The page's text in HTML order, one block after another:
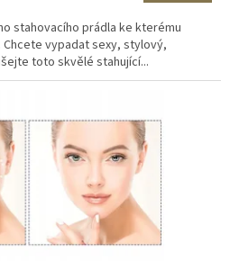
A
stahovacího prádla ke kterému
Chcete vypadat sexy, stylový,
toto skvělé stahující...